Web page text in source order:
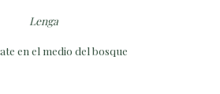
Lenga
en el medio del bosque